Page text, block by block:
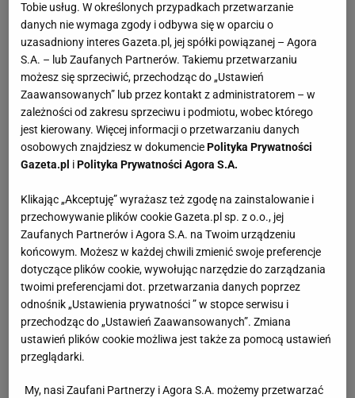
linia autobusowa, która jest przemyślnie zastawioną
pułapką: masz przejechaćkilometr, a po godzinie
jeszcze cię nie ma na miejscu. Są takie linie w Rio.
Ale się im nie damy. Zabraliśmy z Warszawy swój
własny transport. Ciężki, łącznie szesnastokołowy,
panoszy się w walizkach. Ale było warto.
"Wylądowaliśmy w Rio, zobaczyliśmy raj"
Pomysł nie jest nowy, jeden z nas (dla ułatwienia
napiszemy, że Paweł) wypróbował go już w
Londynie. I zadziałało. Ale bez przyjemności, bo
Londyn jest - a przynajmniej był cztery lata temu -
koszmarem rolkarza. Niby są przyjemne ścieżki dla
rowerzystów. Ale rowerzysta nie ma na nich
pierwszeństwa - a przynajmniej nie miał cztery lata
temu - przed samochodem wyjeżdżającym z
bocznej dróżki czy bramy. Rolkarz tym bardziej nie
Tobie usług. W określonych przypadkach przetwarzanie
danych nie wymaga zgody i odbywa się w oparciu o
uzasadniony interes Gazeta.pl, jej spółki powiązanej – Agora
S.A. – lub Zaufanych Partnerów. Takiemu przetwarzaniu
możesz się sprzeciwić, przechodząc do „Ustawień
Zaawansowanych” lub przez kontakt z administratorem – w
zależności od zakresu sprzeciwu i podmiotu, wobec którego
jest kierowany. Więcej informacji o przetwarzaniu danych
osobowych znajdziesz w dokumenciePolityka Prywatności
Gazeta.pl iPolityka Prywatności Agora S.A.
Klikając „Akceptuję” wyrażasz też zgodę na zainstalowanie i
przechowywanie plików cookie Gazeta.pl sp. z o.o., jej
Zaufanych Partnerów i Agora S.A. na Twoim urządzeniu
końcowym. Możesz w każdej chwili zmienić swoje preferencje
dotyczące plików cookie, wywołując narzędzie do zarządzania
twoimi preferencjami dot. przetwarzania danych poprzez
odnośnik „Ustawienia prywatności ” w stopce serwisu i
przechodząc do „Ustawień Zaawansowanych”. Zmiana
ustawień plików cookie możliwa jest także za pomocą ustawień
przeglądarki.
My, nasi Zaufani Partnerzy i Agora S.A. możemy przetwarzać